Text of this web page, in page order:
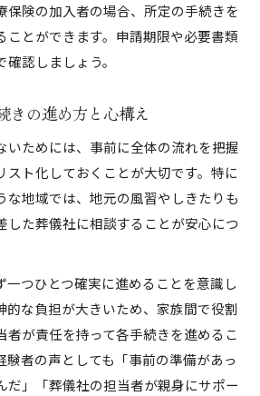
保険の加入者の場合、所定の手続きを
ことができます。申請期限や必要書類
認しましょう。
きの進め方と心構え
いためには、事前に全体の流れを把握
スト化しておくことが大切です。特に
な地域では、地元の風習やしきたりも
した葬儀社に相談することが安心につ
一つひとつ確実に進めることを意識し
的な負担が大きいため、家族間で役割
者が責任を持って各手続きを進めるこ
験者の声としても「事前の準備があっ
だ」「葬儀社の担当者が親身にサポー